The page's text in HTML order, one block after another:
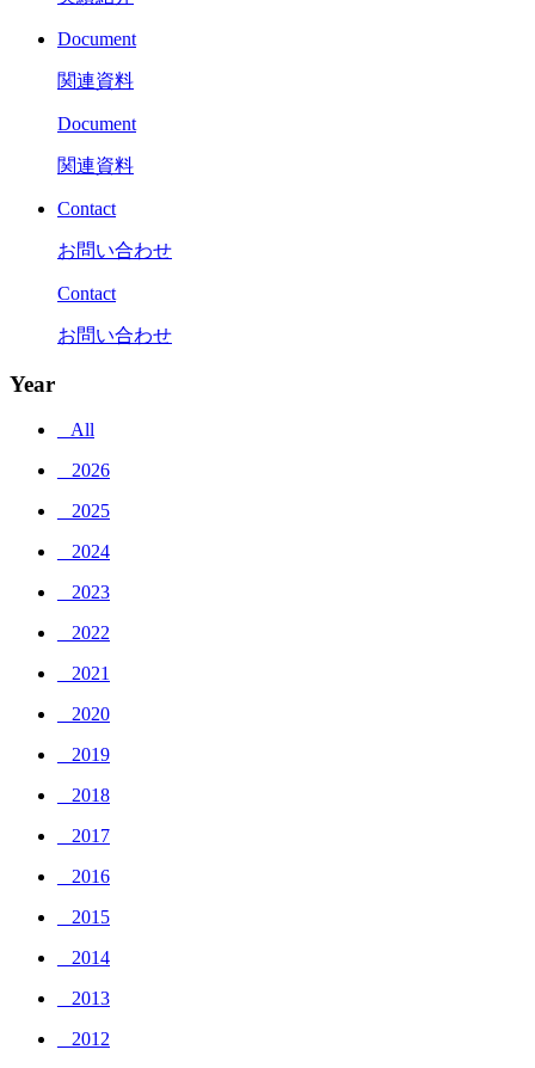
Document
関連資料
Document
関連資料
Contact
お問い合わせ
Contact
お問い合わせ
Year
_ All
_ 2026
_ 2025
_ 2024
_ 2023
_ 2022
_ 2021
_ 2020
_ 2019
_ 2018
_ 2017
_ 2016
_ 2015
_ 2014
_ 2013
_ 2012